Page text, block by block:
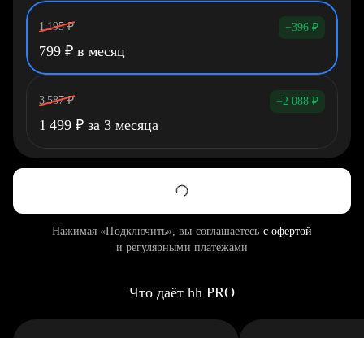
1 195 ₽ −396 ₽
799 ₽ в месяц
3 587 ₽ −2 088 ₽
1 499 ₽ за 3 месяца
Нажимая «Подключить», вы соглашаетесь с офертой
и регулярными платежами
Что даёт hh PRO